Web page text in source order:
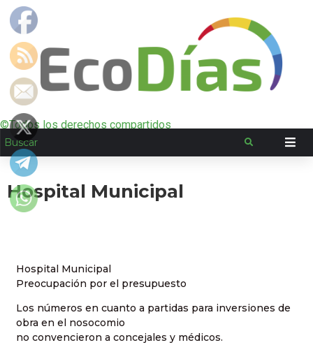
©Todos los derechos compartidos
Hospital Municipal
Hospital Municipal
Preocupación por el presupuesto
Los números en cuanto a partidas para inversiones de
obra en el nosocomio
no convencieron a concejales y médicos.